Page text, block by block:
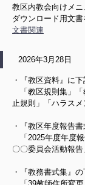
教区内教会向け
ダウンロード用文書
文書関連
2026年3月28日
・『教区資料』に
「教区規則集」「
止規則」「ハラスメ
・『教区年度報告
「2025年度年度
〇〇委員会活動報告
・『教務書式集』